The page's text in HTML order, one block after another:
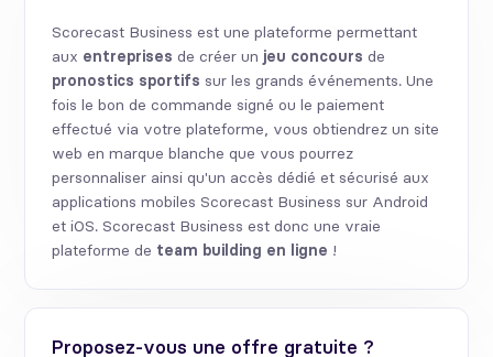
Scorecast Business est une plateforme permettant
aux entreprises de créer un jeu concours de
pronostics sportifs sur les grands événements. Une
fois le bon de commande signé ou le paiement
effectué via votre plateforme, vous obtiendrez un site
web en marque blanche que vous pourrez
personnaliser ainsi qu'un accès dédié et sécurisé aux
applications mobiles Scorecast Business sur Android
et iOS. Scorecast Business est donc une vraie
plateforme de team building en ligne !
Proposez-vous une offre gratuite ?